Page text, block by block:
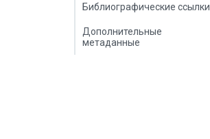
Библиографические ссылки
Дополнительные
метаданные